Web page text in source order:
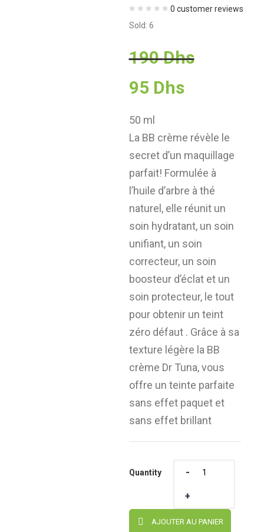
0 customer reviews
Sold: 6
190Dhs
était :
190
95 DhsLe
actuel
est :
95 Dhs.
50 ml
La BB crème révèle le
secret d’un maquillage
parfait! Formulée à
l’huile d’arbre à thé
naturel, elle réunit un
soin hydratant, un soin
unifiant, un soin
correcteur, un soin
boosteur d’éclat et un
soin protecteur, le tout
pour obtenir un teint
zéro défaut . Grâce à sa
texture légère la BB
crème Dr Tuna, vous
offre un teinte parfaite
sans effet paquet et
sans effet brillant
Quantity
AJOUTER AU PANIER